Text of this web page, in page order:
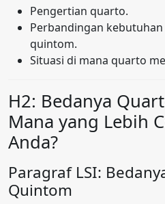
Pengertian quarto.
Perbandingan
quintom.
Situasi di mana quarto
H2: Bedanya
Mana yang Lebih
Anda?
Paragraf LSI:
Quintom